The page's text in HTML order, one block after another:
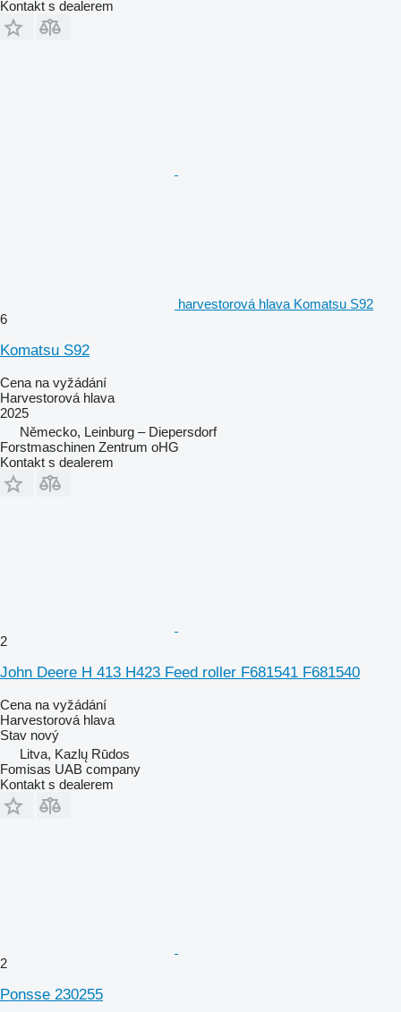
Kontakt s dealerem
harvestorová hlava Komatsu S92
6
Komatsu S92
Cena na vyžádání
Harvestorová hlava
2025
Německo, Leinburg – Diepersdorf
Forstmaschinen Zentrum oHG
Kontakt s dealerem
2
John Deere H 413 H423 Feed roller F681541 F681540
Cena na vyžádání
Harvestorová hlava
Stav nový
Litva, Kazlų Rūdos
Fomisas UAB company
Kontakt s dealerem
2
Ponsse 230255